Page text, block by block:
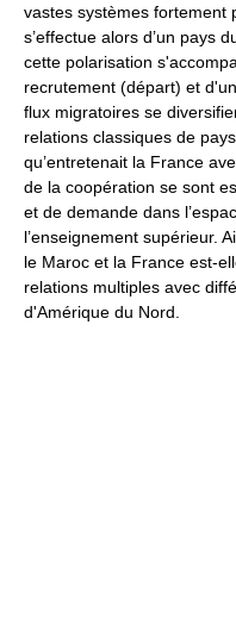
vastes systèmes fortement
s’effectue alors d’un pays
cette polarisation
recrutement (départ) et
flux migratoires se
relations classiques de
qu’entretenait la France
de la coopération se sont
et de demande dans
l’enseignement supérieur.
le Maroc et la France est-
relations multiples avec
d'Amérique du Nord.